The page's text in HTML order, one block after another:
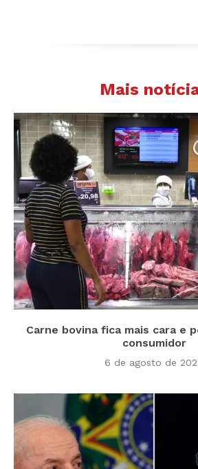
Mais
Carne bovina fica mais cara e
consumidor
6 de agosto de